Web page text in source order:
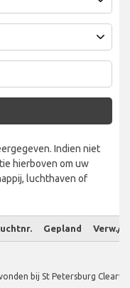
Indien niet
hierboven om uw
luchthaven of
Gepland Verw./
bij St Petersburg